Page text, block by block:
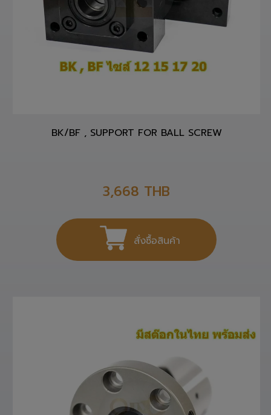
BK/BF , SUPPORT FOR BALL SCREW
3,668 THB
สั่งซื้อสินค้า